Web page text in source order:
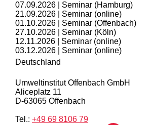
07.09.2026 | Seminar (Hamburg)
21.09.2026 | Seminar (online)
01.10.2026 | Seminar (Offenbach)
27.10.2026 | Seminar (Köln)
12.11.2026 | Seminar (online)
03.12.2026 | Seminar (online)
Deutschland
Umweltinstitut Offenbach GmbH
Aliceplatz 11
D-63065 Offenbach
Tel.: +49 69 8106 79